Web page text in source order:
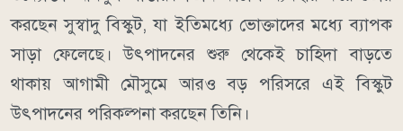
করছেন সুস্বাদু বিস্কুট, যা ইতিমধ্যে ভোক্তাদের মধ্যে ব্যাপক
সাড়া ফেলেছে। উৎপাদনের শুরু থেকেই চাহিদা বাড়তে
থাকায় আগামী মৌসুমে আরও বড় পরিসরে এই বিস্কুট
উৎপাদনের পরিকল্পনা করছেন তিনি।